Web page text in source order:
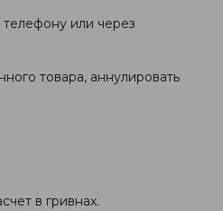
или через
товара, аннулировать
в гривнах.